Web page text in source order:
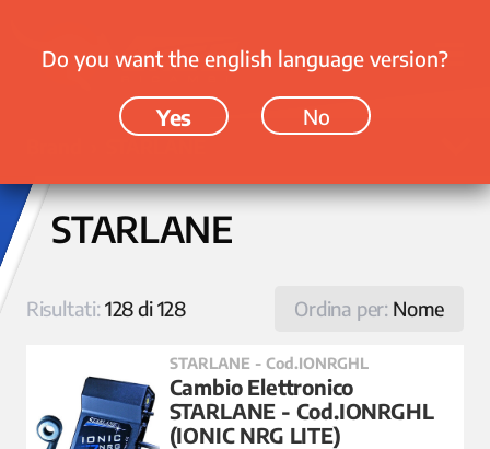
STARLANE
Ordina per: Nome
Risultati:128 di 128
STARLANE - Cod.IONRGHL
Cambio Elettronico
STARLANE - Cod.IONRGHL
(IONIC NRG LITE)
Do you want the english language version?
Yes No